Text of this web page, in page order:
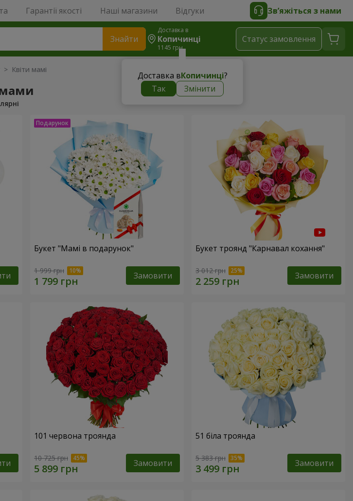
Гарантії якості Наші магазини Відгуки Зв’яжіться з нами
Знайти
Доставка в
Копичинці
1145 грн
Доставка вКопичинці?
Так
Змінити
Статус замовлення
Квіти мамі
Букет "Мамі в подарунок"
1 999 грн Замовити
Букет троянд "Карнавал кохання"
3 012 грн Замовити
101 червона троянда
10 725 грн Замовити
51 біла троянда
5 383 грн Замовити